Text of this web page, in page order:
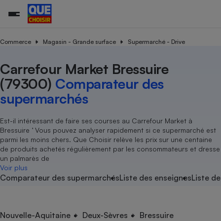
Commerce Magasin - Grande surface Supermarché - Drive
Carrefour Market Bressuire
(79300) Comparateur des
supermarchés
Est-il intéressant de faire ses courses au Carrefour Market à
Bressuire ’ Vous pouvez analyser rapidement si ce supermarché est
parmi les moins chers. Que Choisir relève les prix sur une centaine
de produits achetés régulièrement par les consommateurs et dresse
un palmarès de
Voir plus
Comparateur des supermarchésListe des enseignesListe
Nouvelle-Aquitaine Deux-Sèvres Bressuire
Agriculture
Produit alimentaire
Achat - Vente - Location
Carburant
Magasin - Grande surface
Marketing - Fidélisation
Organismes de défense
Système judiciaire
Air
Eau
Achat - Vente - Travaux
Location
Sport
Vacances - Tourisme
électrique
Démarche administrative
Senior
Service marchand
Train
Transport aérien
Toutes les actualités
Enquêtes
Guides d'achat
Conseils
Brèves
Tous les services
Soumettre un litige
Lettres types
Rencontrer une association locale
Tous nos combats
Nos actions
Nos grandes victoires
Les billets de la présidente
Nos associations locales
Nous rejoindre
En savoir plus sur Que Choisir Ensemble
?
L’association
Nos missions
Notre méthodologie
Notre financement
Nos partenaires
Nous rejoindre